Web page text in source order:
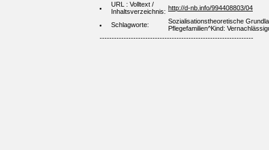
URL : Volltext /
Inhaltsverzeichnis: http://d-nb.info/994408803/04
Schlagworte:
Sozialisationstheoretische
Pflegefamilien^Kind:
----------------------------------------------------------------